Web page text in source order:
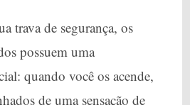
trava de segurança, os
possuem uma
quando você os acende,
de uma sensação de